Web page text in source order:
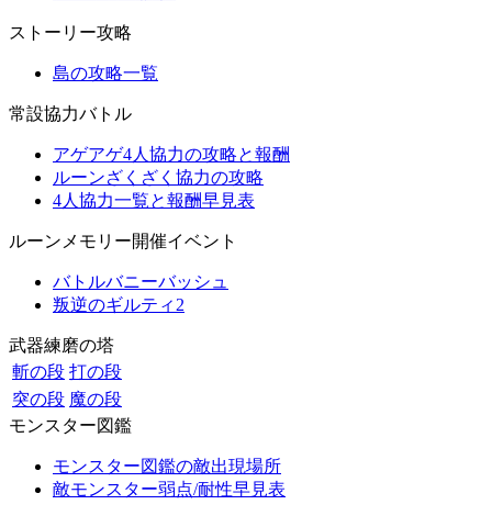
ストーリー攻略
島の攻略一覧
常設協力バトル
アゲアゲ4人協力の攻略と報酬
ルーンざくざく協力の攻略
4人協力一覧と報酬早見表
ルーンメモリー開催イベント
バトルバニーバッシュ
叛逆のギルティ2
武器練磨の塔
斬の段 打の段
突の段 魔の段
モンスター図鑑
モンスター図鑑の敵出現場所
敵モンスター弱点/耐性早見表